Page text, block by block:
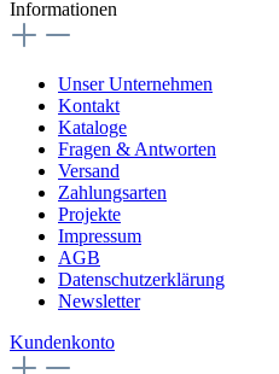
Informationen
Unser Unternehmen
Kontakt
Kataloge
Fragen & Antworten
Versand
Zahlungsarten
Projekte
Impressum
AGB
Datenschutzerklärung
Newsletter
Kundenkonto